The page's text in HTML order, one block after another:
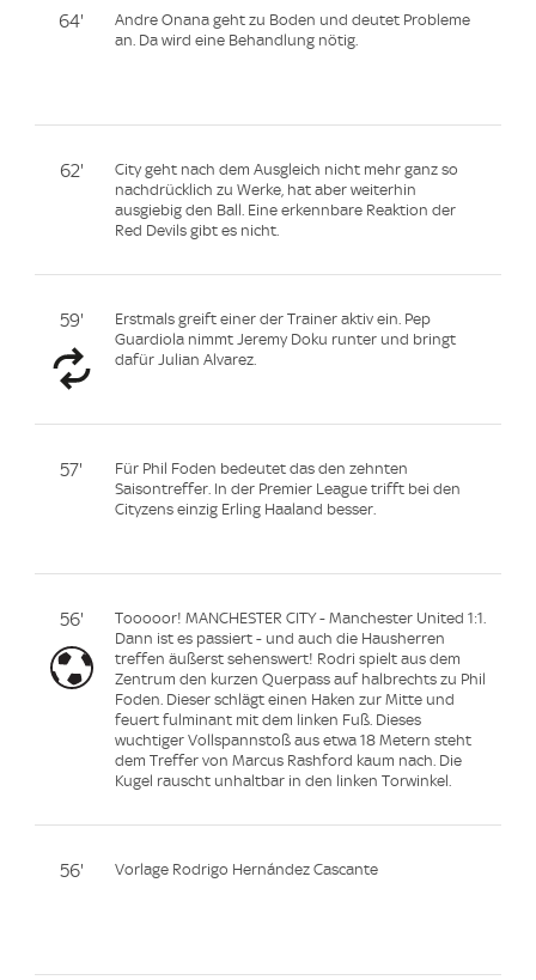
64'
Andre Onana geht zu Boden und deutet Probleme
an. Da wird eine Behandlung nötig.
62'
City geht nach dem Ausgleich nicht mehr ganz so
nachdrücklich zu Werke, hat aber weiterhin
ausgiebig den Ball. Eine erkennbare Reaktion der
Red Devils gibt es nicht.
59'
Erstmals greift einer der Trainer aktiv ein. Pep
Guardiola nimmt Jeremy Doku runter und bringt
dafür Julian Alvarez.
57'
Für Phil Foden bedeutet das den zehnten
Saisontreffer. In der Premier League trifft bei den
Cityzens einzig Erling Haaland besser.
56'
Tooooor! MANCHESTER CITY - Manchester United 1:1.
Dann ist es passiert - und auch die Hausherren
treffen äußerst sehenswert! Rodri spielt aus dem
Zentrum den kurzen Querpass auf halbrechts zu Phil
Foden. Dieser schlägt einen Haken zur Mitte und
feuert fulminant mit dem linken Fuß. Dieses
wuchtiger Vollspannstoß aus etwa 18 Metern steht
dem Treffer von Marcus Rashford kaum nach. Die
Kugel rauscht unhaltbar in den linken Torwinkel.
56' Vorlage Rodrigo Hernández Cascante